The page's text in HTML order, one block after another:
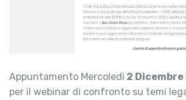
Appuntamento Mercoledì 2
per il webinar di confronto su temi